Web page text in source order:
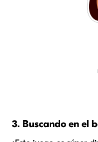
3. Buscando en el